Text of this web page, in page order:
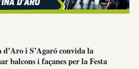
i S’Agaró convida la
balcons i façanes per la Festa